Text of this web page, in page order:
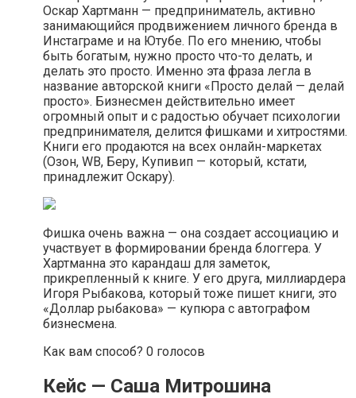
Оскар Хартманн — предприниматель, активно
занимающийся продвижением личного бренда в
Инстаграме и на Ютубе. По его мнению, чтобы
быть богатым, нужно просто что-то делать, и
делать это просто. Именно эта фраза легла в
название авторской книги «‎Просто делай — делай
просто»‎. Бизнесмен действительно имеет
огромный опыт и с радостью обучает психологии
предпринимателя, делится фишками и хитростями.
Книги его продаются на всех онлайн-маркетах
(Озон, WB, Беру, Купивип — который, кстати,
принадлежит Оскару).
Фишка очень важна — она создает ассоциацию и
участвует в формировании бренда блоггера. У
Хартманна это карандаш для заметок,
прикрепленный к книге. У его друга, миллиардера
Игоря Рыбакова, который тоже пишет книги, это
«‎Доллар рыбакова‎»‎ — купюра с автографом
бизнесмена.
Как вам способ? 0 голосов
Кейс — Саша Митрошина